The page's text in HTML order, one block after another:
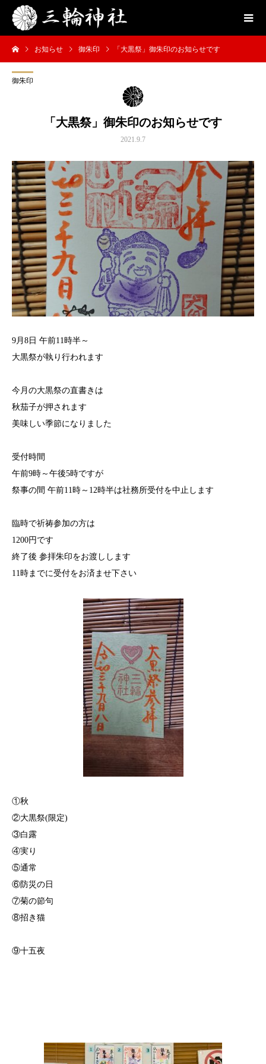
お知らせ 御朱印 「大黒祭」御朱印のお知らせです
御朱印
「大黒祭」御朱印のお知らせです
2021.9.7
9月8日 午前11時半～
大黒祭が執り行われます
今月の大黒祭の直書きは
秋茄子が押されます
美味しい季節になりました
受付時間
午前9時～午後5時ですが
祭事の間 午前11時～12時半は社務所受付を中止します
臨時で祈祷参加の方は
1200円です
終了後 参拝朱印をお渡しします
11時までに受付をお済ませ下さい
①秋
②大黒祭(限定)
③白露
④実り
⑤通常
⑥防災の日
⑦菊の節句
⑧招き猫
⑨十五夜